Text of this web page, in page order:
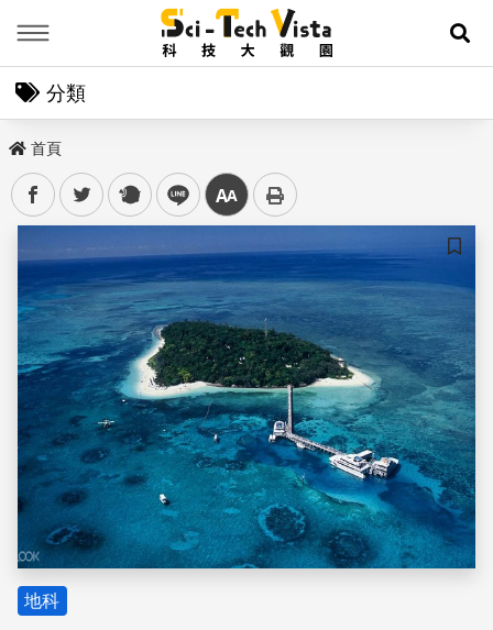
展
分類
首頁
facebooktwitter plurk line 中
儲存
地科